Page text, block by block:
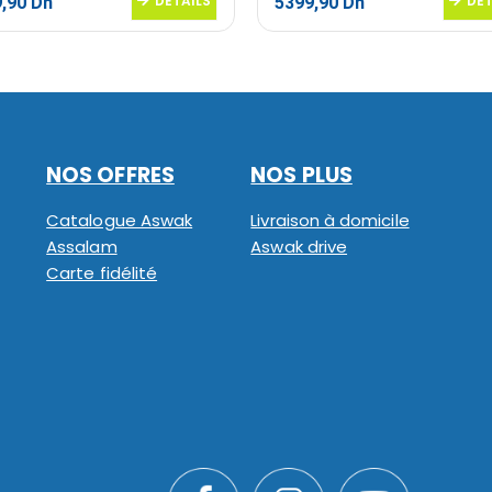
actuel
initial
actuel
NOS OFFRES
Catalogue Aswak
Assalam
Carte fidélité
NOS PLUS
Livraison à domicile
Aswak drive